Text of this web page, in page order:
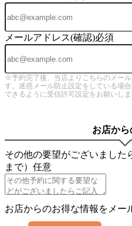
メールアドレス(確認)必須
※予約完了後、当店よりこちらのメー
す。迷惑メール防止設定をしている場
できるように受信許可設定をお願いしま
お店から
その他の要望がございました
まで） 任意
お店からのお得な情報をメー